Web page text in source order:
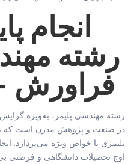
انجام
رشته
فراورش
رشته مهندسی پلیمر، به‌ویژه
در صنعت و پژوهش مدرن است که
پلیمری با خواص ویژه می‌پردازد.
اوج تحصیلات دانشگاهی و فرصتی